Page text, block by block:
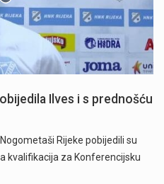
Ilves i s prednošću
Rijeke pobijedili su
kvalifikacija za Konferencijsku